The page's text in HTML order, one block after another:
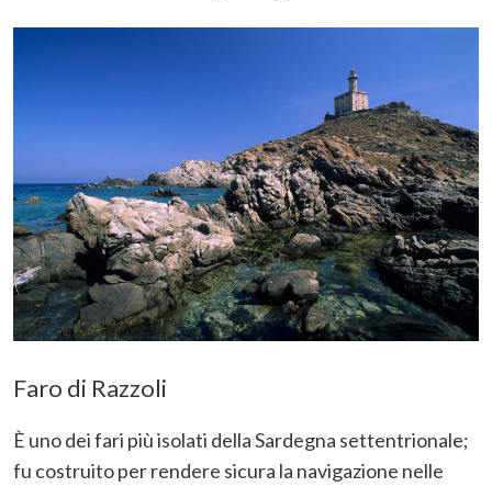
Faro di Razzoli
È uno dei fari più isolati della Sardegna settentrionale;
fu costruito per rendere sicura la navigazione nelle